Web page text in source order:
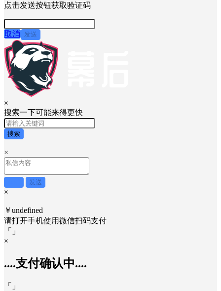
点击发送按钮获取验证码
取消 发送
×
搜索一下可能来得更快
搜索
×
发送
×
￥undefined
请打开手机使用微信扫码支付
「
」
×
....支付确认中....
「
」